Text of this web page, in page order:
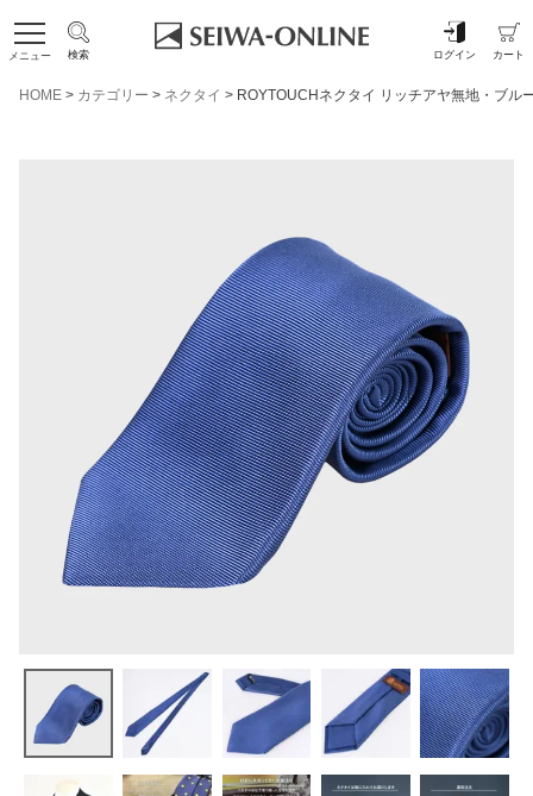
メニュー 検索 ログイン カート
HOME カテゴリー ネクタイ ROYTOUCHネクタイ リッチアヤ無地・ブル